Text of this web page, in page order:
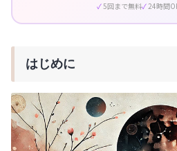
5回まで無料 24時間
はじめに